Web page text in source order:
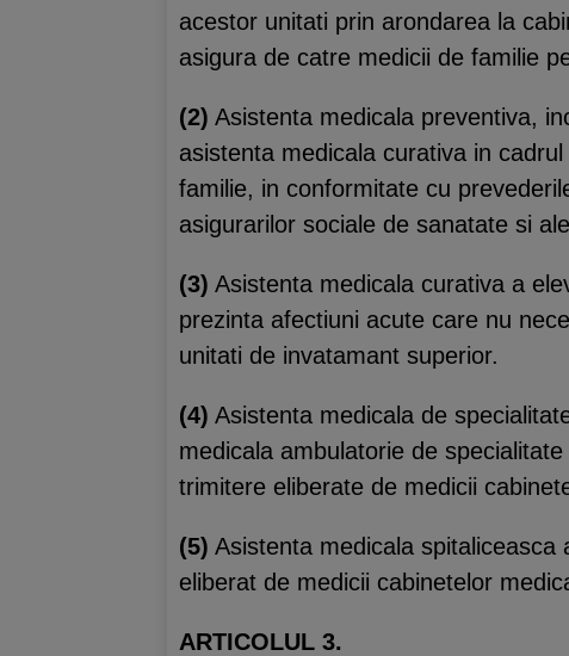
acestor unitati prin arondarea la
asigura de catre medicii de familie
(2) Asistenta medicala preventiva,
asistenta medicala curativa in
familie, in conformitate cu
asigurarilor sociale de sanatate si
(3) Asistenta medicala curativa a
prezinta afectiuni acute care nu
unitati de invatamant superior.
(4) Asistenta medicala de
medicala ambulatorie de
trimitere eliberate de medicii
(5) Asistenta medicala
eliberat de medicii cabinetelor
ARTICOLUL 3.